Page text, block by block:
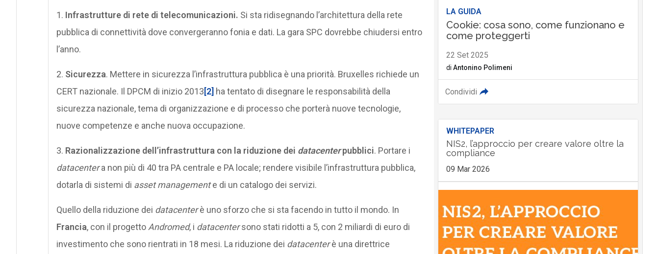
1. Infrastrutture di rete di telecomunicazioni. Si sta ridisegnando l’architettura della rete
pubblica di connettività dove convergeranno fonia e dati. La gara SPC dovrebbe chiudersi entro
l’anno.
2. Sicurezza. Mettere in sicurezza l’infrastruttura pubblica è una priorità. Bruxelles richiede un
CERT nazionale. Il DPCM di inizio 2013[2] ha tentato di disegnare le responsabilità della
sicurezza nazionale, tema di organizzazione e di processo che porterà nuove tecnologie,
nuove competenze e anche nuova occupazione.
3. Razionalizzazione dell’infrastruttura con la riduzione dei datacenterpubblici. Portare i
datacentera non più di 40 tra PA centrale e PA locale; rendere visibile l’infrastruttura pubblica,
dotarla di sistemi di asset managemente di un catalogo dei servizi.
Quello della riduzione dei datacenterè uno sforzo che si sta facendo in tutto il mondo. In
Francia, con il progetto Andromed, i datacentersono stati ridotti a 5, con 2 miliardi di euro di
investimento che sono rientrati in 18 mesi. La riduzione dei datacenterè una direttrice
LA GUIDA
Cookie: cosa sono, come funzionano e
come proteggerti
22 Set 2025
di Antonino Polimeni
Condividi
WHITEPAPER
NIS2, l’approccio per creare valore oltre la
compliance
09 Mar 2026